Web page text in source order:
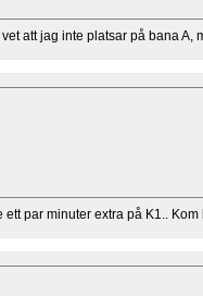
att jag inte platsar på bana
par minuter extra på K1..